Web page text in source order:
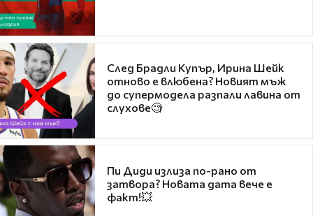
След Брадли Купър, Ирина Шейк
отново е влюбена? Новият мъж
до супермодела разпали лавина от
слухове🧐
Пи Диди излиза по-рано от
затвора? Новата дата вече е
факт!💥